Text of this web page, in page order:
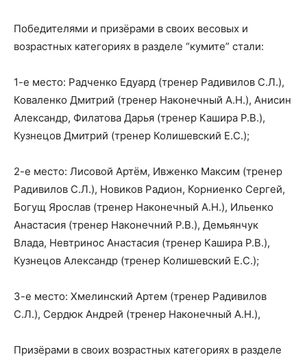
Победителями и призёрами в своих весовых и
возрастных категориях в разделе “кумите” стали:
1-е место: Радченко Едуард (тренер Радивилов С.Л.),
Коваленко Дмитрий (тренер Наконечный А.Н.), Анисин
Александр, Филатова Дарья (тренер Кашира Р.В.),
Кузнецов Дмитрий (тренер Колишевский Е.С.);
2-е место: Лисовой Артём, Ивженко Максим (тренер
Радивилов С.Л.), Новиков Радион, Корниенко Сергей,
Богущ Ярослав (тренер Наконечный А.Н.), Ильенко
Анастасия (тренер Наконечний Р.В.), Демьянчук
Влада, Невтринос Анастасия (тренер Кашира Р.В.),
Кузнецов Александр (тренер Колишевский Е.С.);
3-е место: Хмелинский Артем (тренер Радивилов
С.Л.), Сердюк Андрей (тренер Наконечный А.Н.),
Призёрами в своих возрастных категориях в разделе